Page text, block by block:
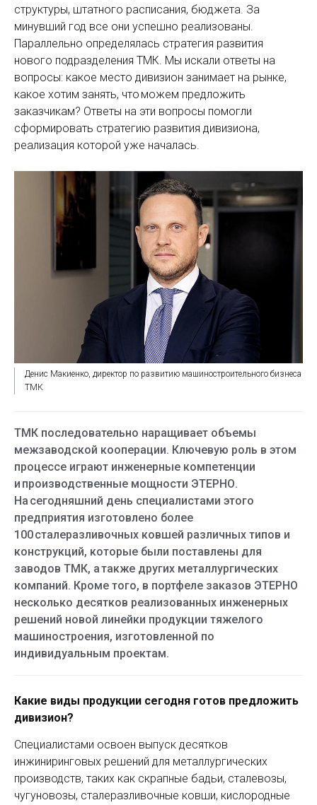
структуры, штатного расписания, бюджета. За
минувший год все они успешно реализованы.
Параллельно определялась стратегия развития
нового подразделения ТМК. Мы искали ответы на
вопросы: какое место дивизион занимает на рынке,
какое хотим занять, что можем предложить
заказчикам? Ответы на эти вопросы помогли
сформировать стратегию развития дивизиона,
реализация которой уже началась.
Денис Макиенко, директор по развитию машиностроительного бизнеса
ТМК
ТМК последовательно наращивает объемы
межзаводской кооперации. Ключевую роль в этом
процессе играют инженерные компетенции
и производственные мощности ЭТЕРНО.
На сегодняшний день специалистами этого
предприятия изготовлено более
100 сталеразливочных ковшей различных типов и
конструкций, которые были поставлены для
заводов ТМК, а также других металлургических
компаний. Кроме того, в портфеле заказов ЭТЕРНО
несколько десятков реализованных инженерных
решений новой линейки продукции тяжелого
машиностроения, изготовленной по
индивидуальным проектам.
Какие виды продукции сегодня готов предложить
дивизион?
Специалистами освоен выпуск десятков
инжиниринговых решений для металлургических
производств, таких как скрапные бадьи, сталевозы,
чугуновозы, сталеразливочные ковши, кислородные